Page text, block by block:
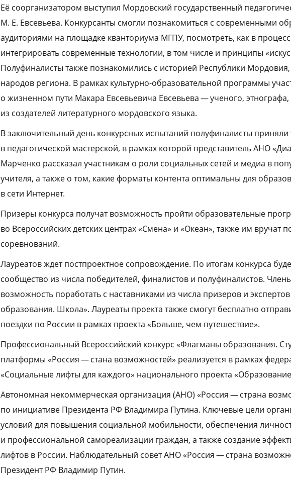
Её соорганизатором выступил Мордовский государственный
М. Е. Евсевьева. Конкурсанты смогли познакомиться с современными
аудиториями на площадке кванториума МГПУ, посмотреть, как в
интегрировать современные технологии, в том числе и принципы
Полуфиналисты также познакомились с историей Республики
народов региона. В рамках культурно-образовательной программы
о жизненном пути Макара Евсевьевича Евсевьева — ученого, этнографа,
из создателей литературного мордовского языка.
В заключительный день конкурсных испытаний полуфиналисты приняли
в педагогической мастерской, в рамках которой представитель АНО
Марченко рассказал участникам о роли социальных сетей и медиа в
учителя, а также о том, какие форматы контента оптимальны для
в сети Интернет.
Призеры конкурса получат возможность пройти образовательные
во Всероссийских детских центрах «Смена» и «Океан», также им вручат
соревнований.
Лауреатов ждет постпроектное сопровождение. По итогам конкурса
сообщество из числа победителей, финалистов и полуфиналистов.
возможность поработать с наставниками из числа призеров и
образования. Школа». Лауреаты проекта также смогут бесплатно
поездки по России в рамках проекта «Больше, чем путешествие».
Профессиональный Всероссийский конкурс «Флагманы образования.
платформы «Россия — стана возможностей» реализуется в рамках
«Социальные лифты для каждого» национального проекта
Автономная некоммерческая организация (АНО) «Россия — страна
по инициативе Президента РФ Владимира Путина. Ключевые цели
условий для повышения социальной мобильности, обеспечения
и профессиональной самореализации граждан, а также создание
лифтов в России. Наблюдательный совет АНО «Россия — страна
Президент РФ Владимир Путин.